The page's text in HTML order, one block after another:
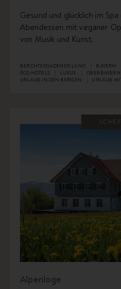
Gesund und glücklich im
Abendessen mit veganer
von Musik und Kunst.
BERCHTESGADENER LAND BAYERN
ECO HOTELS
LUXUS OBERBAYERN
URLAUB IN DEN BERGEN
URLAUB
Alpenloge